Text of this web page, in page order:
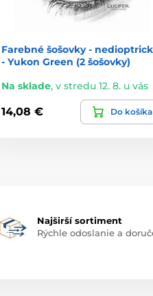
Farebné šošovky -
- Yukon Green (2 šošovky)
Na sklade, v stredu 12. 8. u vás
14,08 € Do košíka
Najširší sortiment
Rýchle odoslanie a